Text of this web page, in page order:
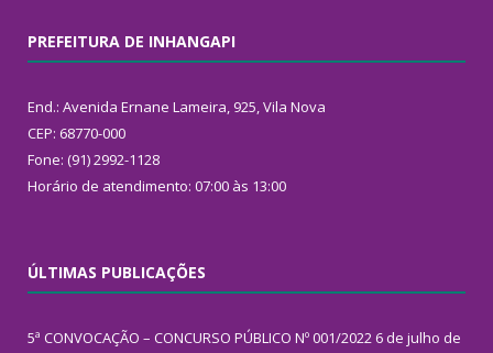
PREFEITURA DE INHANGAPI
End.: Avenida Ernane Lameira, 925, Vila Nova
CEP: 68770-000
Fone: (91) 2992-1128
Horário de atendimento: 07:00 às 13:00
ÚLTIMAS PUBLICAÇÕES
5ª CONVOCAÇÃO – CONCURSO PÚBLICO Nº 001/2022 6 de julho de